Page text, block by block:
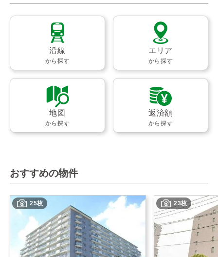
沿線
から探す
エリア
から探す
地図
から探す
返済額
から探す
おすすめの物件
25枚 23枚